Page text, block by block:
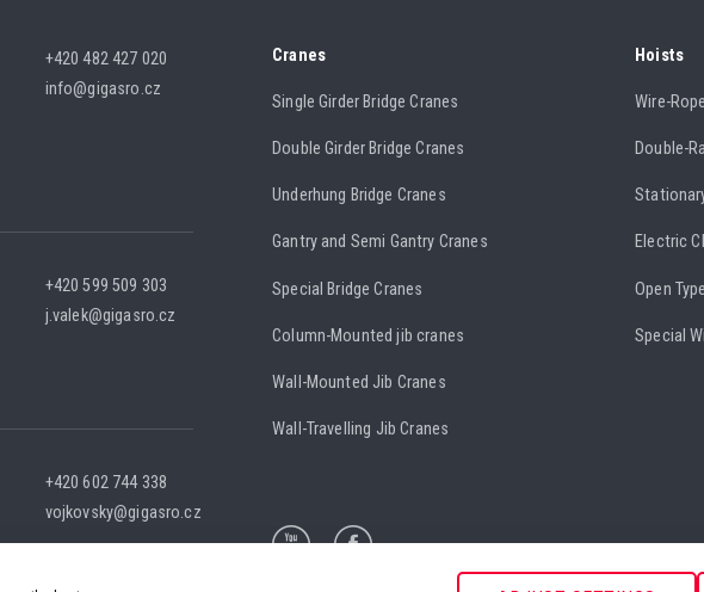
+420 482 427 020
info@gigasro.cz
+420 599 509 303
j.valek@gigasro.cz
+420 602 744 338
vojkovsky@gigasro.cz
Cranes
Single Girder Bridge Cranes
Double Girder Bridge Cranes
Underhung Bridge Cranes
Gantry and Semi Gantry Cranes
Special Bridge Cranes
Column-Mounted jib cranes
Wall-Mounted Jib Cranes
Wall-Travelling Jib Cranes
Hoists
Wire-
Double-
Electric
Open
Special